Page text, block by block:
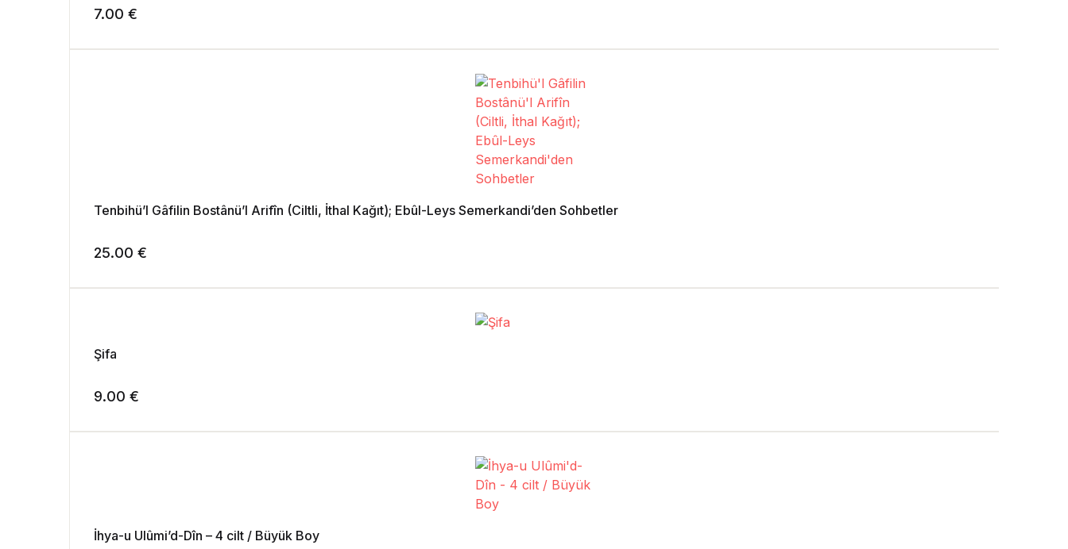
7.00 €
Tenbihü’l Gâfilin Bostânü’l Arifîn (Ciltli, İthal Kağıt); Ebûl-Leys Semerkandi’den Sohbetler
25.00 €
Şifa
9.00 €
İhya-u Ulûmi’d-Dîn – 4 cilt / Büyük Boy